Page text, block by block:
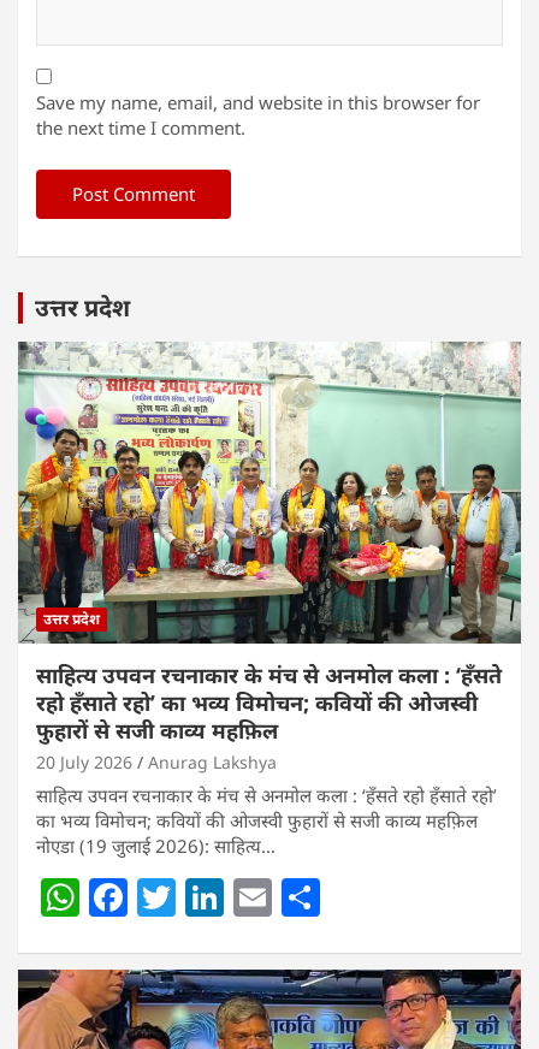
Save my name, email, and website in this browser for
the next time I comment.
उत्तर प्रदेश
उत्तर प्रदेश
साहित्य उपवन रचनाकार के मंच से अनमोल कला : ‘हॅंसते
रहो हॅंसाते रहो’ का भव्य विमोचन; कवियों की ओजस्वी
फुहारों से सजी काव्य महफ़िल
20 July 2026 Anurag Lakshya
साहित्य उपवन रचनाकार के मंच से अनमोल कला : ‘हॅंसते रहो हॅंसाते रहो’
का भव्य विमोचन; कवियों की ओजस्वी फुहारों से सजी काव्य महफ़िल
नोएडा (19 जुलाई 2026): साहित्य…
W
at
s
F
c
e
T
itt
er
Li
k
e
E
ai
l
ar
e